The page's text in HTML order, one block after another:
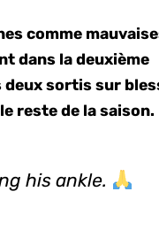
comme
dans la deuxième
sortis sur
reste de la saison.
his ankle.